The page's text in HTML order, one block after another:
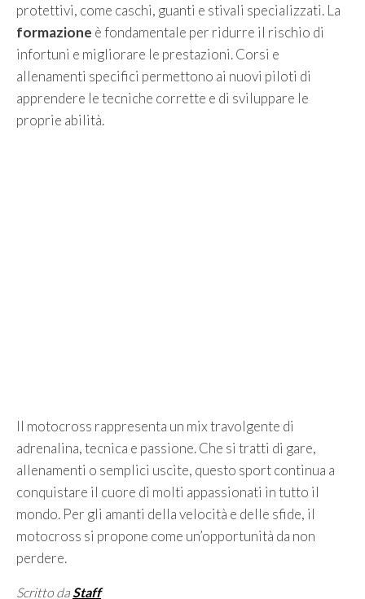
protettivi, come caschi, guanti e stivali specializzati. La
formazione è fondamentale per ridurre il rischio di
infortuni e migliorare le prestazioni. Corsi e
allenamenti specifici permettono ai nuovi piloti di
apprendere le tecniche corrette e di sviluppare le
proprie abilità.
Il motocross rappresenta un mix travolgente di
adrenalina, tecnica e passione. Che si tratti di gare,
allenamenti o semplici uscite, questo sport continua a
conquistare il cuore di molti appassionati in tutto il
mondo. Per gli amanti della velocità e delle sfide, il
motocross si propone come un’opportunità da non
perdere.
Scritto daStaff